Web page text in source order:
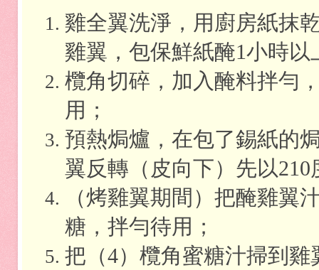
雞全翼洗淨，用廚房紙抹
雞翼，包保鮮紙醃1小時以
欖角切碎，加入醃料拌勻
用；
預熱焗爐，在包了錫紙的
翼反轉（皮向下）先以210
（烤雞翼期間）把醃雞翼
糖，拌勻待用；
把（4）欖角蜜糖汁掃到